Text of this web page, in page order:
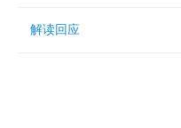
解读回应